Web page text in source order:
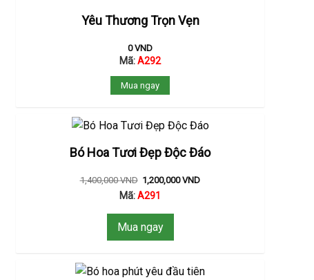
Yêu Thương Trọn Vẹn
0VND
Mã:A292
Mua ngay
Bó Hoa Tươi Đẹp Độc Đáo
1,400,000VND 1,200,000VND
Mã:A291
Mua ngay